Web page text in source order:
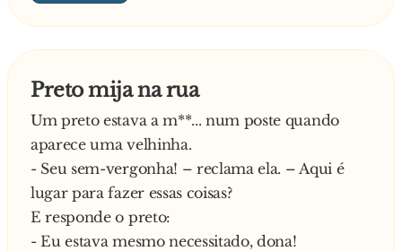
Preto mija na rua
Um preto estava a m**... num poste quando
aparece uma velhinha.
- Seu sem-vergonha! – reclama ela. – Aqui é
lugar para fazer essas coisas?
E responde o preto:
- Eu estava mesmo necessitado, dona!